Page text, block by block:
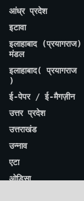
आंध्र प्रदेश
इटावा
इलाहाबाद (प्रयागराज)
मंडल
इलाहाबाद( प्रयागराज
)
ई-पेपर / ई-मैगज़ीन
उत्तर प्रदेश
उत्तराखंड
उन्नाव
एटा
ओडिसा